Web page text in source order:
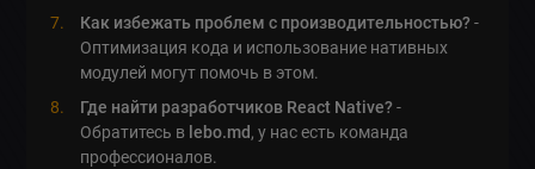
Как избежать проблем с производительностью?-
Оптимизация кода и использование нативных
модулей могут помочь в этом.
Где найти разработчиков React Native?-
Обратитесь в lebo.md, у нас есть команда
профессионалов.